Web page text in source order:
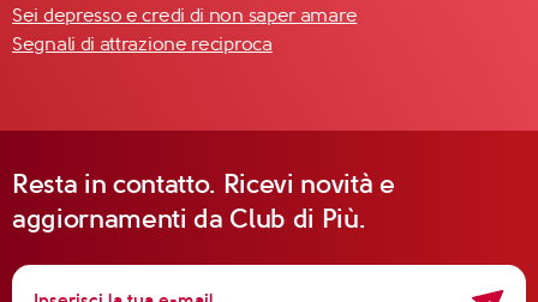
Sei depresso e credi di non saper amare
Segnali di attrazione reciproca
Resta in contatto. Ricevi novità e
aggiornamenti da Club di Più.